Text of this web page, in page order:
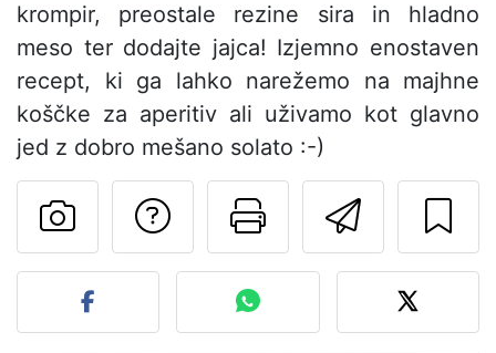
krompir, preostale rezine sira in hladno
meso ter dodajte jajca! Izjemno enostaven
recept, ki ga lahko narežemo na majhne
koščke za aperitiv ali uživamo kot glavno
jed z dobro mešano solato :-)
Pošlji
Natisni to
Postavite
Objavite svojo fotografijo